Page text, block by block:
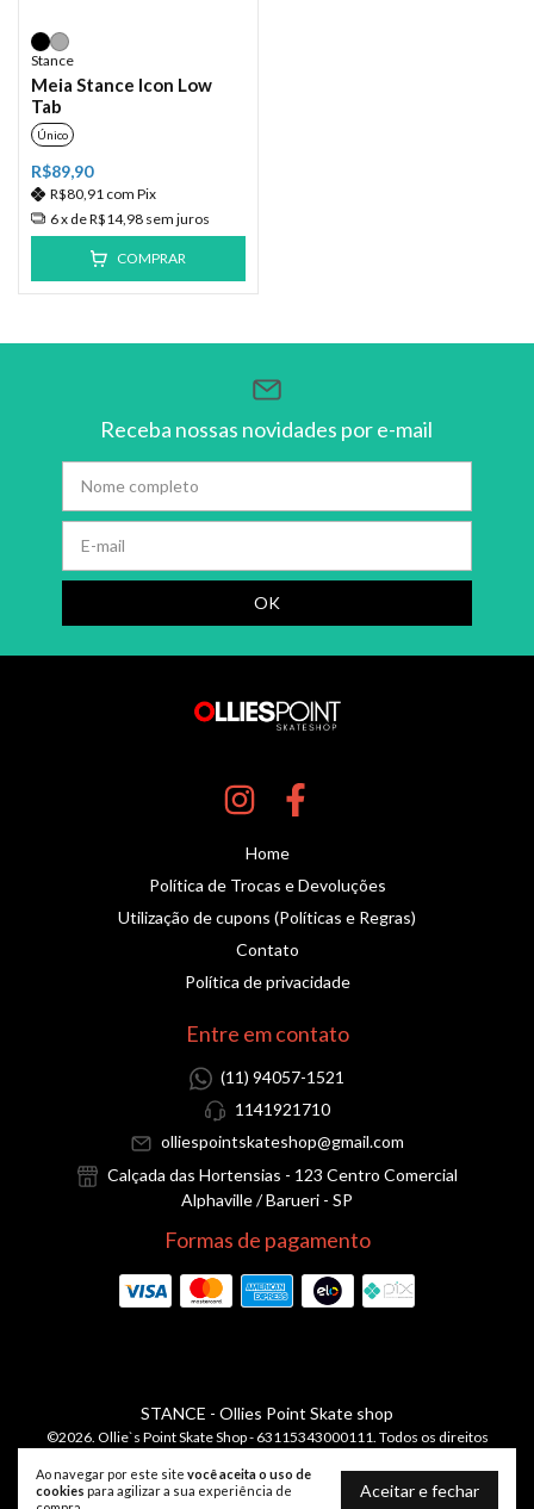
Ao navegar por este site você aceita o uso de
cookies para agilizar a sua experiência de
Aceitar e fechar
Stance
Meia Stance Icon Low
Tab
Único
R$89,90
R$80,91 com Pix
6x deR$14,98 sem juros
COMPRAR
Receba nossas novidades por e-mail
Home
Política de Trocas e Devoluções
Utilização de cupons (Políticas e Regras)
Contato
Política de privacidade
Entre em contato
(11) 94057-1521
1141921710
olliespointskateshop@gmail.com
Calçada das Hortensias - 123 Centro Comercial
Alphaville / Barueri - SP
Formas de pagamento
STANCE - Ollies Point Skate shop
©2026. Ollie`s Point Skate Shop - 63115343000111. Todos os direitos